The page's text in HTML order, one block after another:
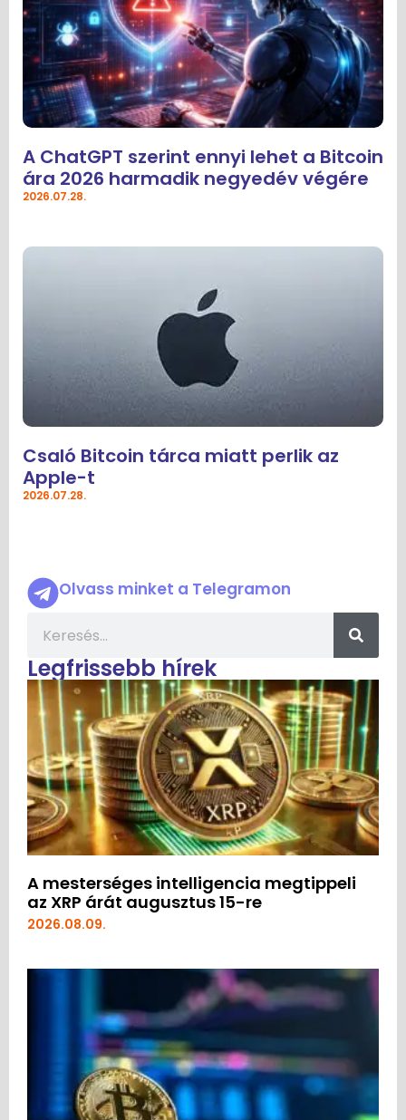
A ChatGPT szerint ennyi lehet a Bitcoin
ára 2026 harmadik negyedév végére
2026.07.28.
Csaló Bitcoin tárca miatt perlik az
Apple-t
2026.07.28.
Olvass minket a Telegramon
Legfrissebb hírek
A mesterséges intelligencia megtippeli
az XRP árát augusztus 15-re
2026.08.09.